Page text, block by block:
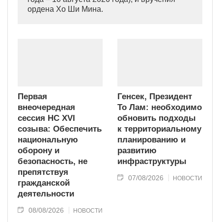
ордена Хо Ши Мина.
Первая
внеочередная
сессия НС XVI
созыва: Обеспечить
национальную
оборону и
безопасность, не
препятствуя
гражданской
деятельности
08/08/2026 НОВОСТИ
Генсек, Президент
То Лам: необходимо
обновить подходы
к территориальному
планированию и
развитию
инфраструктуры
07/08/2026 НОВОСТИ